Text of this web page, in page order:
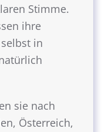
Stimme.
ihre
in
sie nach
Österreich,